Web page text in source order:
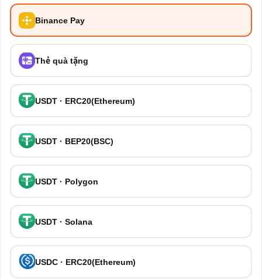
Binance Pay
Thẻ quà tặng
USDT · ERC20(Ethereum)
USDT · BEP20(BSC)
USDT · Polygon
USDT · Solana
USDC · ERC20(Ethereum)